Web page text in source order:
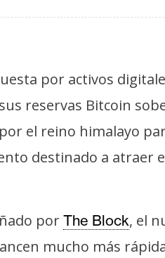
por activos
reservas Bitcoin
el reino himalayo
destinado a atraer
por The Block, el
mucho más